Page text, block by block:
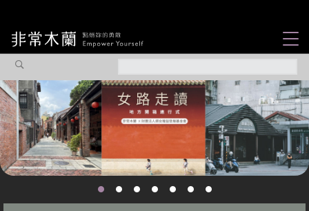
觀點專欄
焦點企劃
認識我們